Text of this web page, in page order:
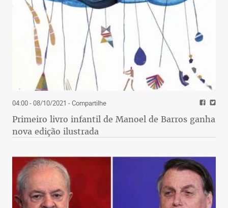
04:00 - 08/10/2021 - Compartilhe
Primeiro livro infantil de Manoel de Barros ganha
nova edição ilustrada